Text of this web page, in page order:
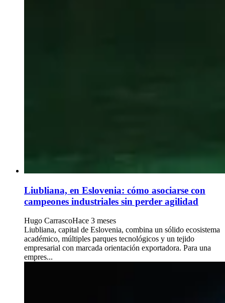
Liubliana, en Eslovenia: cómo asociarse con
campeones industriales sin perder agilidad
Hugo CarrascoHace 3 meses
Liubliana, capital de Eslovenia, combina un sólido ecosistema
académico, múltiples parques tecnológicos y un tejido
empresarial con marcada orientación exportadora. Para una
empres...